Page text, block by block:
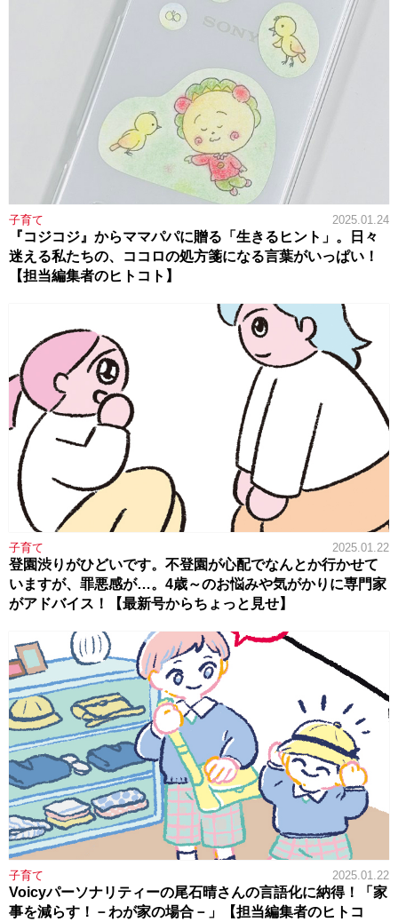
子育て 2025.01.24
『コジコジ』からママパパに贈る「生きるヒント」。日々
迷える私たちの、ココロの処方箋になる言葉がいっぱい！
【担当編集者のヒトコト】
子育て 2025.01.22
登園渋りがひどいです。不登園が心配でなんとか行かせて
いますが、罪悪感が…。4歳～のお悩みや気がかりに専門家
がアドバイス！【最新号からちょっと見せ】
子育て 2025.01.22
Voicyパーソナリティーの尾石晴さんの言語化に納得！「家
事を減らす！－わが家の場合－」【担当編集者のヒトコ